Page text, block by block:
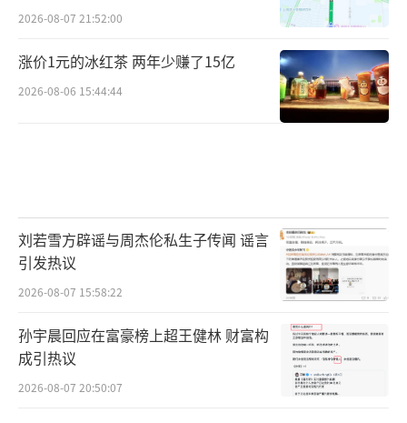
2026-08-07 21:52:00
涨价1元的冰红茶 两年少赚了15亿
2026-08-06 15:44:44
刘若雪方辟谣与周杰伦私生子传闻 谣言
引发热议
2026-08-07 15:58:22
孙宇晨回应在富豪榜上超王健林 财富构
成引热议
2026-08-07 20:50:07